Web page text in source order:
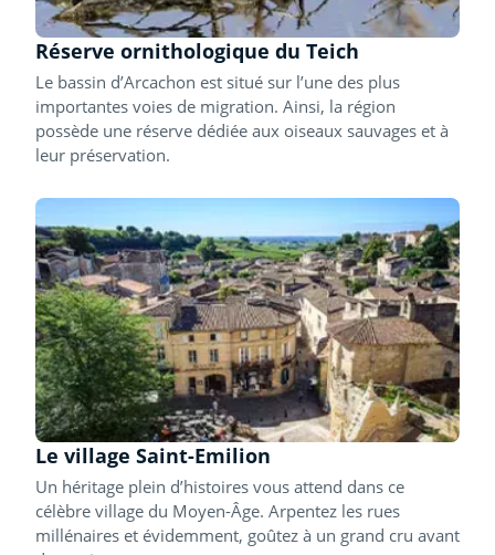
Réserve ornithologique du Teich
Le bassin d’Arcachon est situé sur l’une des plus
importantes voies de migration. Ainsi, la région
possède une réserve dédiée aux oiseaux sauvages et à
leur préservation.
Le village Saint-Emilion
Un héritage plein d’histoires vous attend dans ce
célèbre village du Moyen-Âge. Arpentez les rues
millénaires et évidemment, goûtez à un grand cru avant